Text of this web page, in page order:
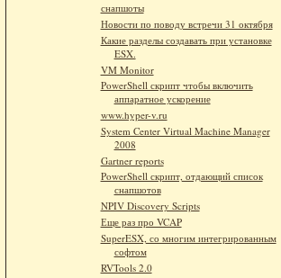
снапшоты
Новости по поводу встречи 31 октября
Какие разделы создавать при установке
ESX.
VM Monitor
PowerShell скрипт чтобы включить
аппаратное ускорение
www.hyper-v.ru
System Center Virtual Machine Manager
2008
Gartner reports
PowerShell скрипт, отдающий список
снапшотов
NPIV Discovery Scripts
Еще раз про VCAP
SuperESX, со многим интегрированным
софтом
RVTools 2.0